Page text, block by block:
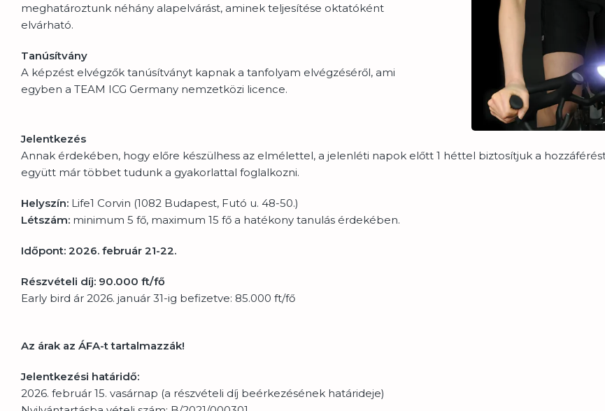
meghatároztunk néhány alapelvárást, aminek teljesítése oktatóként
elvárható.
Tanúsítvány
A képzést elvégzők tanúsítványt kapnak a tanfolyam elvégzéséről, ami
egyben a TEAM ICG Germany nemzetközi licence.
Jelentkezés
Annak érdekében, hogy előre készülhess az elmélettel, a jelenléti napok előtt 1 héttel biztosítjuk a
együtt már többet tudunk a gyakorlattal foglalkozni.
Helyszín: Life1 Corvin (1082 Budapest, Futó u. 48-50.)
Létszám: minimum 5 fő, maximum 15 fő a hatékony tanulás érdekében.
Időpont: 2026. február 21-22.
Részvételi díj: 90.000 ft/fő
Early bird ár 2026. január 31-ig befizetve: 85.000 ft/fő
Az árak az ÁFA-t tartalmazzák!
Jelentkezési határidő:
2026. február 15. vasárnap (a részvételi díj beérkezésének határideje)